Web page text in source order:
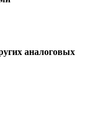
аналоговых